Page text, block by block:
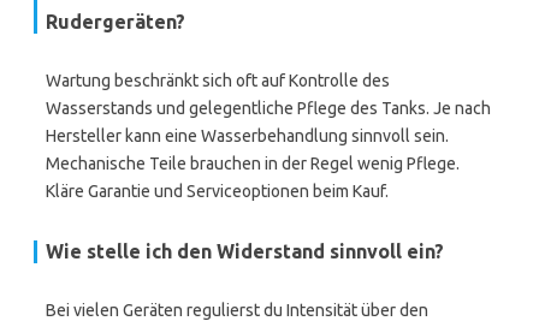
Rudergeräten?
Wartung beschränkt sich oft auf Kontrolle des
Wasserstands und gelegentliche Pflege des Tanks. Je nach
Hersteller kann eine Wasserbehandlung sinnvoll sein.
Mechanische Teile brauchen in der Regel wenig Pflege.
Kläre Garantie und Serviceoptionen beim Kauf.
Wie stelle ich den Widerstand sinnvoll ein?
Bei vielen Geräten regulierst du Intensität über den